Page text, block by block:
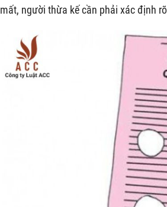
mất, người thừa kế cần phải xác định